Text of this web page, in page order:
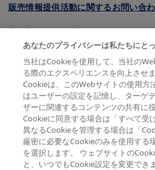
販売情報提供活動に関するお問い合
クッキーについて
プライバシーポリシー
利用規約
会員規約
サイトマップ
あなたのプライバシーは私たちにと
当社はCookieを使用して、当社の
る際のエクスペリエンスを向上させ
Cookieは、このWebサイトの使用方
はユーザーの設定を記憶し、ターゲ
ザーに関連するコンテンツの共有に
Cookieに同意する場合は「すべて受
異なるCookieを管理する場合は「
厳密に必要なCookieのみを使用する
を選択します。 ウェブサイトの
と、いつでもCookie設定を変更できま